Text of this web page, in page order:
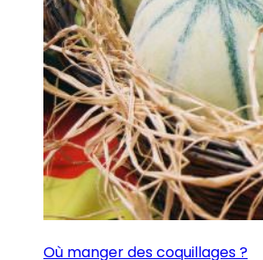
Où manger des coquillages ?